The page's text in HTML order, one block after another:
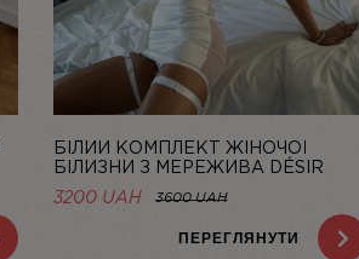
БІЛИЙ КОМПЛЕКТ ЖІНОЧОЇ
БІЛИЗНИ З МЕРЕЖИВА DÉSIR
FATAL | LINIYA
3200 UAH 3600 UAH
ПЕРЕГЛЯНУТИ